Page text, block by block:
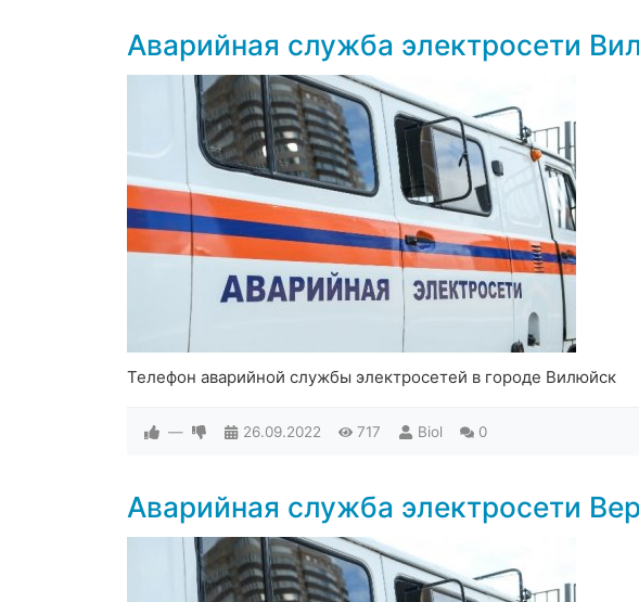
Аварийная служба электросети
Телефон аварийной службы электросетей в городе Вилюйск
— 26.09.2022 717 Biol 0
Аварийная служба электросети